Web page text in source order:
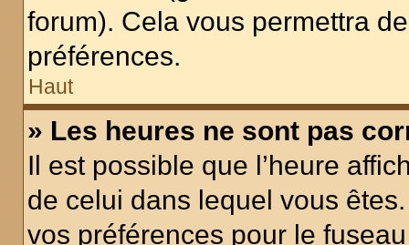
forum). Cela vous permettra
préférences.
Haut
» Les heures ne sont pas
Il est possible que l’heure
de celui dans lequel vous
vos préférences pour le